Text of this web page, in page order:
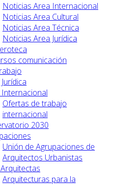
Noticias Area Internacional
Noticias Area Cultural
Noticias Area Técnica
Noticias Area Jurídica
comunicación
Ofertas de trabajo
internacional
2030
Unión de Agrupaciones de
Arquitectos Urbanistas
Arquitecturas para la